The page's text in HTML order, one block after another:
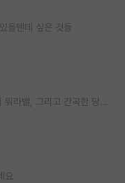
을텐데 싶은 것들
동서 랩노비를 모두 겪어온 사람이 보는 한국의 워라밸, 그리고 간곡한 당부의 말씀
요